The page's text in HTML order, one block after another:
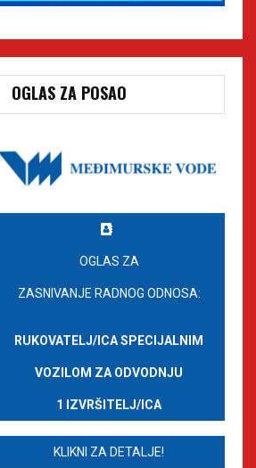
OGLAS ZA POSAO
OGLAS ZA
ZASNIVANJE RADNOG ODNOSA:
RUKOVATELJ/ICA SPECIJALNIM
VOZILOM ZA ODVODNJU
1 IZVRŠITELJ/ICA
KLIKNI ZA DETALJE!